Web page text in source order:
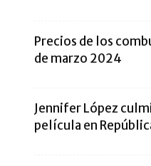
Precios de los
de marzo 2024
Jennifer López
película en